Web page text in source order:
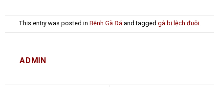
This entry was posted in Bệnh Gà Đáand tagged gà bị lệch đuôi.
ADMIN